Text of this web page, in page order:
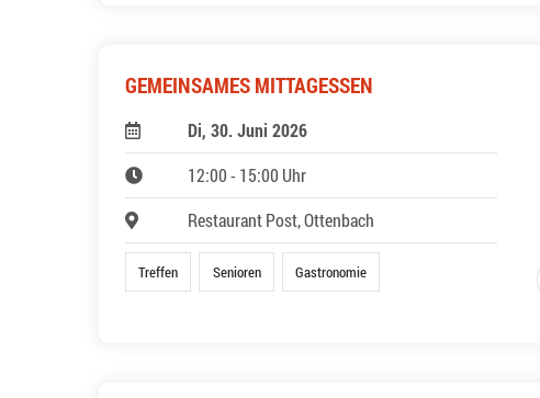
GEMEINSAMES MITTAGESSEN
Di, 30. Juni 2026
12:00 - 15:00 Uhr
Restaurant Post, Ottenbach
Treffen Senioren Gastronomie